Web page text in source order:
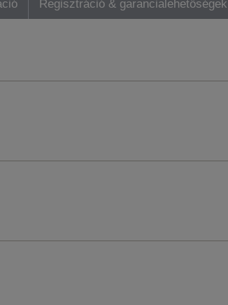
Regisztráció & garancialehetőségek